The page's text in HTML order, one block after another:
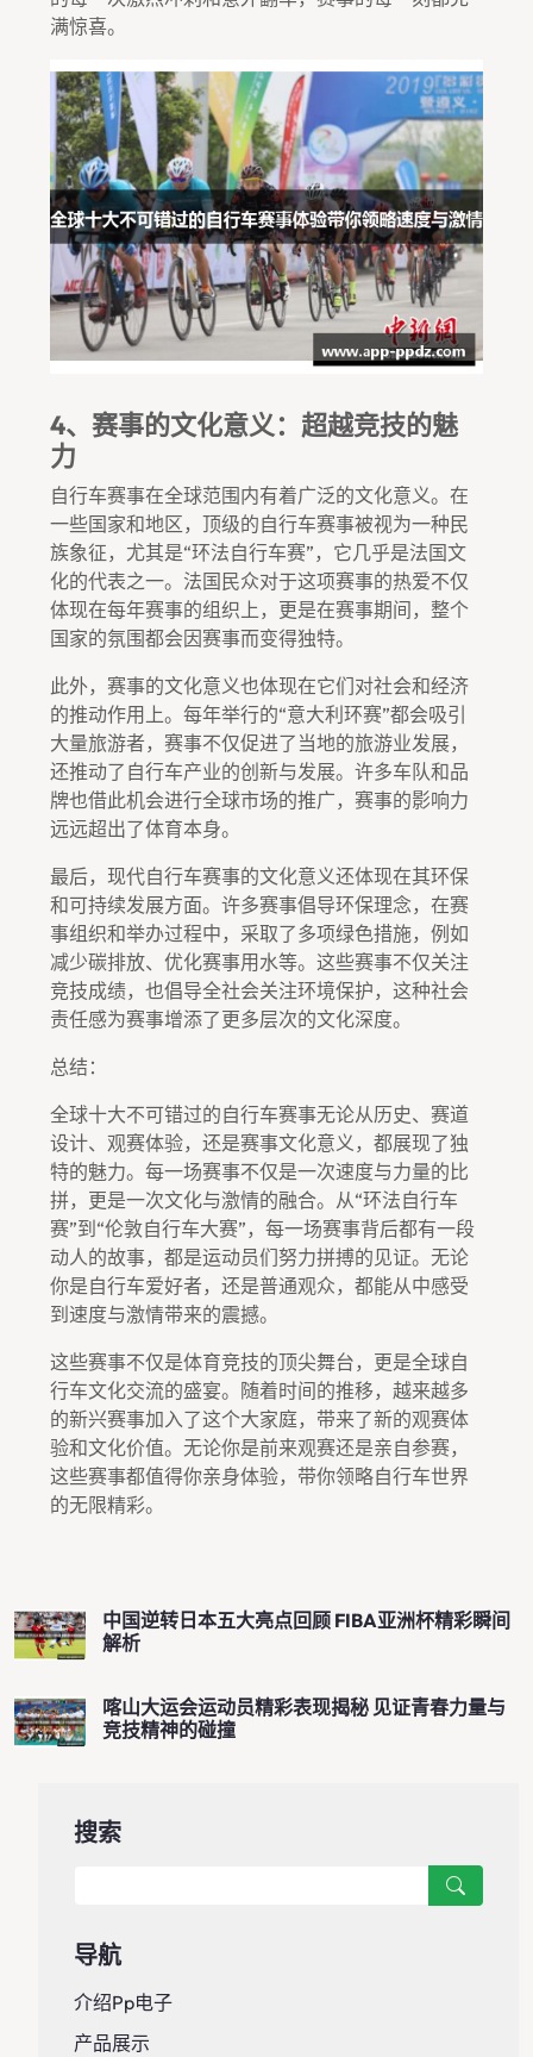
满惊喜。
4、赛事的文化意义：超越竞技的魅
力
自行车赛事在全球范围内有着广泛的文化意义。在
一些国家和地区，顶级的自行车赛事被视为一种民
族象征，尤其是“环法自行车赛”，它几乎是法国文
化的代表之一。法国民众对于这项赛事的热爱不仅
体现在每年赛事的组织上，更是在赛事期间，整个
国家的氛围都会因赛事而变得独特。
此外，赛事的文化意义也体现在它们对社会和经济
的推动作用上。每年举行的“意大利环赛”都会吸引
大量旅游者，赛事不仅促进了当地的旅游业发展，
还推动了自行车产业的创新与发展。许多车队和品
牌也借此机会进行全球市场的推广，赛事的影响力
远远超出了体育本身。
最后，现代自行车赛事的文化意义还体现在其环保
和可持续发展方面。许多赛事倡导环保理念，在赛
事组织和举办过程中，采取了多项绿色措施，例如
减少碳排放、优化赛事用水等。这些赛事不仅关注
竞技成绩，也倡导全社会关注环境保护，这种社会
责任感为赛事增添了更多层次的文化深度。
总结：
全球十大不可错过的自行车赛事无论从历史、赛道
设计、观赛体验，还是赛事文化意义，都展现了独
特的魅力。每一场赛事不仅是一次速度与力量的比
拼，更是一次文化与激情的融合。从“环法自行车
赛”到“伦敦自行车大赛”，每一场赛事背后都有一段
动人的故事，都是运动员们努力拼搏的见证。无论
你是自行车爱好者，还是普通观众，都能从中感受
到速度与激情带来的震撼。
这些赛事不仅是体育竞技的顶尖舞台，更是全球自
行车文化交流的盛宴。随着时间的推移，越来越多
的新兴赛事加入了这个大家庭，带来了新的观赛体
验和文化价值。无论你是前来观赛还是亲自参赛，
这些赛事都值得你亲身体验，带你领略自行车世界
的无限精彩。
中国逆转日本五大亮点回顾 FIBA亚洲杯精彩瞬间
解析
喀山大运会运动员精彩表现揭秘 见证青春力量与
竞技精神的碰撞
搜索
导航
介绍pp电子
产品展示